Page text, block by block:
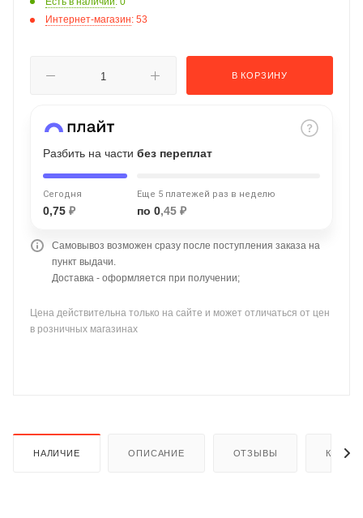
Интернет-магазин: 53
В КОРЗИНУ
Разбить на части без переплат
Сегодня
0,75 ₽
Еще 5 платежей раз в неделю
по 0,45 ₽
Самовывоз возможен сразу после поступления заказа на
пункт выдачи.
Доставка - оформляется при получении;
Цена действительна только на сайте и может отличаться от цен
в розничных магазинах
НАЛИЧИЕ ОПИСАНИЕ ОТЗЫВЫ КАК
об оплате Плайтом
недели